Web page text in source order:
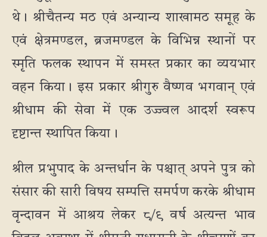
थे। श्रीचैतन्य मठ एवं अन्यान्य शाखामठ समूह के
एवं क्षेत्रमण्डल, ब्रजमण्डल के विभिन्न स्थानों पर
स्मृति फलक स्थापन में समस्त प्रकार का व्ययभार
वहन किया। इस प्रकार श्रीगुरु वैष्णव भगवान् एवं
श्रीधाम की सेवा में एक उज्ज्वल आदर्श स्वरूप
दृष्टान्त स्थापित किया।
श्रील प्रभुपाद के अन्तर्धान के पश्चात् अपने पुत्र को
संसार की सारी विषय सम्पत्ति समर्पण करके श्रीधाम
वृन्दावन में आश्रय लेकर ८/९ वर्ष अत्यन्त भाव